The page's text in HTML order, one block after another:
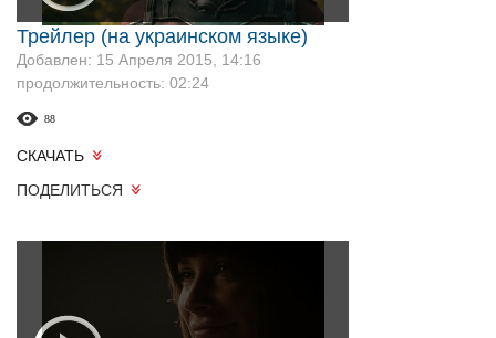
Трейлер (на украинском языке)
Добавлен: 15 Апреля 2015, 14:16
продолжительность: 02:24
88
СКАЧАТЬ
ПОДЕЛИТЬСЯ